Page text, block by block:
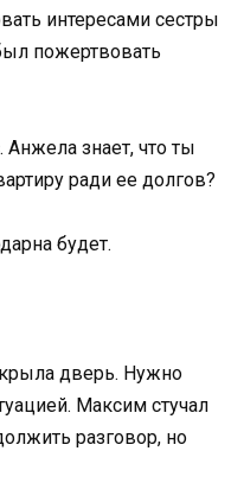
интересами сестры
пожертвовать
знает, что ты
ради ее долгов?
будет.
дверь. Нужно
Максим стучал
разговор, но